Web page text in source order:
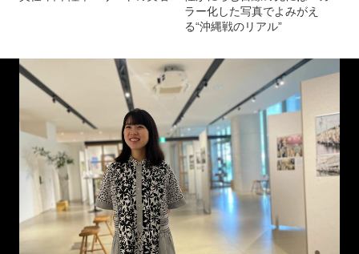
ラー化した写真でよみがえ
る“沖縄戦のリアル”